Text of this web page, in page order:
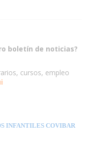
boletín de noticias?
cursos, empleo
INFANTILES COVIBAR